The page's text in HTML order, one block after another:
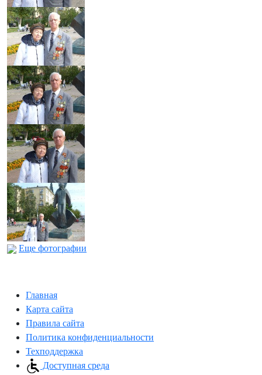
Еще фотографии
Главная
Карта сайта
Правила сайта
Политика конфиденциальности
Техподдержка
Доступная среда